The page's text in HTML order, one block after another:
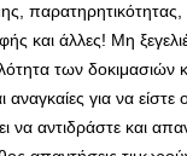
παρατηρητικότητας,
και άλλες! Μη
των δοκιμασιών
αναγκαίες για να
να αντιδράστε και